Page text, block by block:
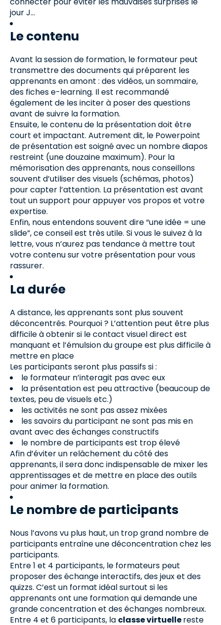
jour J…
Le contenu
Avant la session de formation, le formateur peut
transmettre des documents qui préparent les
apprenants en amont : des vidéos, un sommaire,
des fiches e-learning. Il est recommandé
également de les inciter à poser des questions
avant de suivre la formation.
Ensuite, le contenu de la présentation doit être
court et impactant. Autrement dit, le Powerpoint
de présentation est soigné avec un nombre diapos
restreint (une douzaine maximum). Pour la
mémorisation des apprenants, nous conseillons
souvent d’utiliser des visuels (schémas, photos)
pour capter l’attention. La présentation est avant
tout un support pour appuyer vos propos et votre
expertise.
Enfin, nous entendons souvent dire “une idée = une
slide”, ce conseil est très utile. Si vous le suivez à la
lettre, vous n’aurez pas tendance à mettre tout
votre contenu sur votre présentation pour vous
rassurer.
La durée
A distance, les apprenants sont plus souvent
déconcentrés. Pourquoi ? L’attention peut être plus
difficile à obtenir si le contact visuel direct est
manquant et l’émulsion du groupe est plus difficile à
mettre en place
Les participants seront plus passifs si :
le formateur n’interagit pas avec eux
la présentation est peu attractive (beaucoup de
textes, peu de visuels etc.)
les activités ne sont pas assez mixées
les savoirs du participant ne sont pas mis en
avant avec des échanges constructifs
le nombre de participants est trop élevé
Afin d’éviter un relâchement du côté des
apprenants, il sera donc indispensable de mixer les
apprentissages et de mettre en place des outils
pour animer la formation.
Le nombre de participants
Nous l’avons vu plus haut, un trop grand nombre de
participants entraîne une déconcentration chez les
participants.
Entre 1 et 4 participants, le formateurs peut
proposer des échange interactifs, des jeux et des
quizzs. C’est un format idéal surtout si les
apprenants ont une formation qui demande une
grande concentration et des échanges nombreux.
Entre 4 et 6 participants, la classe virtuellereste